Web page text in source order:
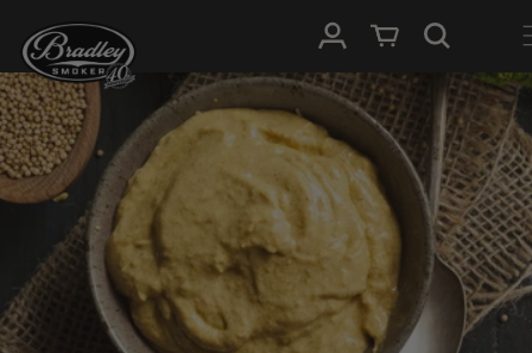
NAAR DE
CONTENT
InloggenWinkelwagen